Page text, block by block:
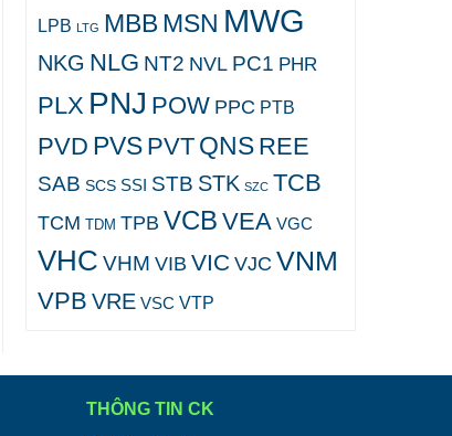
LPB LTG MBBMSN MWG
NKG NLG NT2 NVL PC1 PHR
PLX PNJ POW PPC PTB
PVD PVS PVT QNS REE
SAB SCS SSI STB STK SZC TCB
TCM TDM TPB VCB VEA VGC
VHC VHM VIB VICVJC VNM
VPB VRE VSC VTP
THÔNG TIN CK